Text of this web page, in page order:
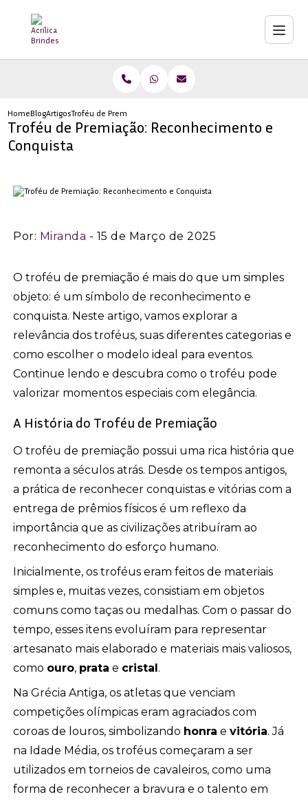
HomeBlogArtigosTroféu de Premiação: Reconhecimento e Conquista
Troféu de Premiação: Reconhecimento e
Conquista
Por: Miranda - 15 de Março de 2025
O troféu de premiação é mais do que um simples
objeto: é um símbolo de reconhecimento e
conquista. Neste artigo, vamos explorar a
relevância dos troféus, suas diferentes categorias e
como escolher o modelo ideal para eventos.
Continue lendo e descubra como o troféu pode
valorizar momentos especiais com elegância.
A História do Troféu de Premiação
O troféu de premiação possui uma rica história que
remonta a séculos atrás. Desde os tempos antigos,
a prática de reconhecer conquistas e vitórias com a
entrega de prêmios físicos é um reflexo da
importância que as civilizações atribuíram ao
reconhecimento do esforço humano.
Inicialmente, os troféus eram feitos de materiais
simples e, muitas vezes, consistiam em objetos
comuns como taças ou medalhas. Com o passar do
tempo, esses itens evoluíram para representar
artesanato mais elaborado e materiais mais valiosos,
como ouro, prata e cristal.
Na Grécia Antiga, os atletas que venciam
competições olímpicas eram agraciados com
coroas de louros, simbolizando honra evitória. Já
na Idade Média, os troféus começaram a ser
utilizados em torneios de cavaleiros, como uma
forma de reconhecer a bravura e o talento em